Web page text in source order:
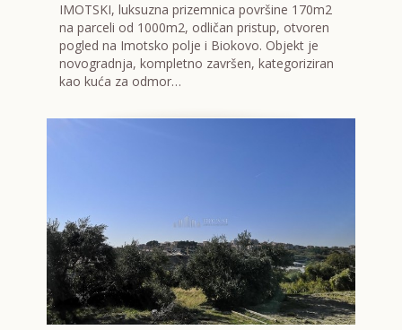
IMOTSKI, luksuzna prizemnica površine 170m2
na parceli od 1000m2, odličan pristup, otvoren
pogled na Imotsko polje i Biokovo. Objekt je
novogradnja, kompletno završen, kategoriziran
kao kuća za odmor…